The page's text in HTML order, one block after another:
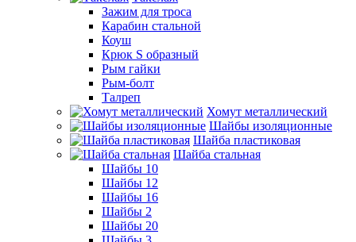
Зажим для троса
Карабин стальной
Коуш
Крюк S образный
Рым гайки
Рым-болт
Талреп
Хомут металлический
Шайбы изоляционные
Шайба пластиковая
Шайба стальная
Шайбы 10
Шайбы 12
Шайбы 16
Шайбы 2
Шайбы 20